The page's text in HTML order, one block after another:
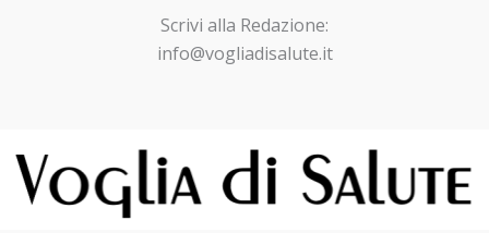
Scrivi alla Redazione:
info@vogliadisalute.it